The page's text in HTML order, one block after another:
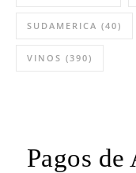
SUDAMERICA (40)
VINOS (390)
Pagos